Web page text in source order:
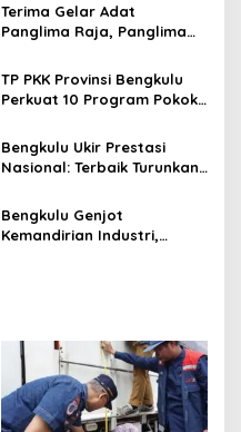
Terima Gelar Adat
Panglima Raja, Panglima
Tinggi Nama Baik Bengkulu
TP PKK Provinsi Bengkulu
Perkuat 10 Program Pokok
Bengkulu Maju, Religius,
Sejahtera, dan
Berkelanjutan
Bengkulu Ukir Prestasi
Nasional: Terbaik Turunkan
Terkendali
Bengkulu Genjot
Kemandirian Industri,